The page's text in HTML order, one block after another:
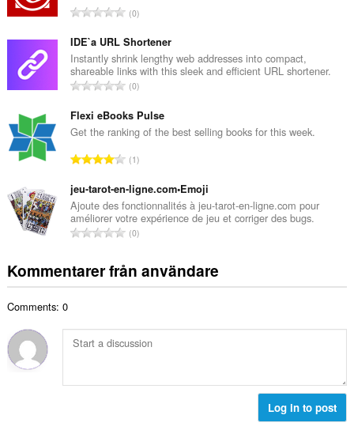
t
n
t
a
b
e
y
:
T
t
a
l
t
n
t
a
b
e
t
y
:
0
IDE`a URL Shortener
Instantly shrink lengthy web addresses into compact,
shareable links with this sleek and efficient URL shortener.
T
t
a
t
n
t
a
e
t
:
0
Flexi eBooks Pulse
Get the ranking of the best selling books for this week.
T
t
a
l
t
n
t
b
e
1
jeu-tarot-en-ligne.com•Emoji
Ajoute des fonctionnalités à jeu-tarot-en-ligne.com pour
améliorer votre expérience de jeu et corriger des bugs.
T
t
a
a
n
l
0
Kommentarer från användare
Comments: 0
Log in to post